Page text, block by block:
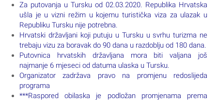
Za putovanja u Tursku od 02.03.2020. Republika Hrvatska
ušla je u vizni režim u kojemu turistička viza za ulazak u
Republiku Tursku nije potrebna.
Hrvatski državljani koji putuju u Tursku u svrhu turizma ne
trebaju vizu za boravak do 90 dana u razdoblju od 180 dana.
Putovnica hrvatskih državljana mora biti valjana još
najmanje 6 mjeseci od datuma ulaska u Tursku.
Organizator zadržava pravo na promjenu redoslijeda
programa
***Raspored obilaska je podložan promjenama prema